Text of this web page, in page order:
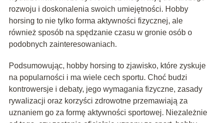
rozwoju i doskonalenia swoich umiejętności. Hobby
horsing to nie tylko forma aktywności fizycznej, ale
również sposób na spędzanie czasu w gronie osób o
podobnych zainteresowaniach.
Podsumowując, hobby horsing to zjawisko, które zyskuje
na popularności i ma wiele cech sportu. Choć budzi
kontrowersje i debaty, jego wymagania fizyczne, zasady
rywalizacji oraz korzyści zdrowotne przemawiają za
uznaniem go za formę aktywności sportowej. Niezależnie